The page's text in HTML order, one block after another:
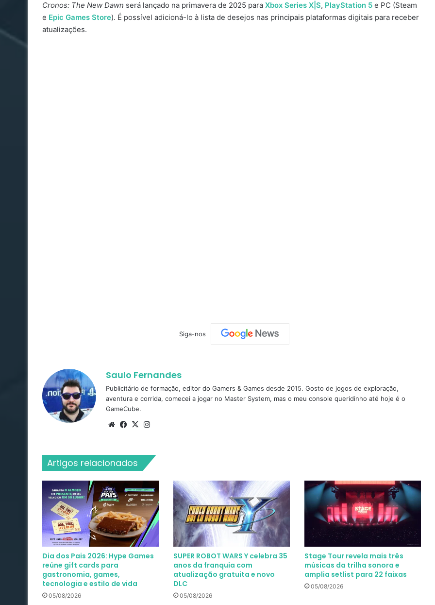
Cronos: The New Dawn será lançado na primavera de 2025 para Xbox Series X|S, PlayStation 5 e PC (Steam
e Epic Games Store). É possível adicioná-lo à lista de desejos nas principais plataformas digitais para receber
atualizações.
Siga-nos
Saulo Fernandes
Publicitário de formação, editor do Gamers & Games desde 2015. Gosto de jogos de exploração,
aventura e corrida, comecei a jogar no Master System, mas o meu console queridinho até hoje é o
GameCube.
WebsiteFacebook
X
Artigos relacionados
Dia dos Pais 2026: Hype Games
reúne gift cards para
gastronomia, games,
tecnologia e estilo de vida
05/08/2026
SUPER ROBOT WARS Y celebra 35
anos da franquia com
atualização gratuita e novo
DLC
05/08/2026
Stage Tour revela mais três
músicas da trilha sonora e
amplia setlist para 22 faixas
05/08/2026